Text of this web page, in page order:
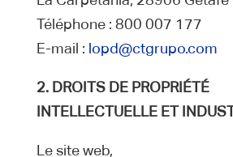
Téléphone : 800 007 177
E-mail : lopd@ctgrupo.com
2. DROITS DE PROPRIÉTÉ
INTELLECTUELLE ET
Le site web,